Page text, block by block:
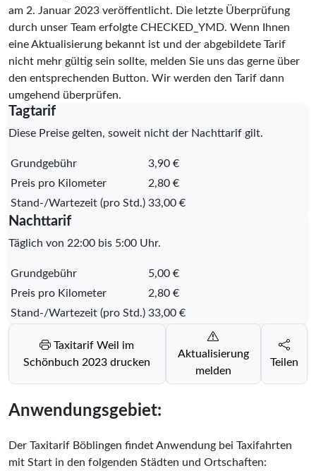
am 2. Januar 2023 veröffentlicht. Die letzte Überprüfung
durch unser Team erfolgte CHECKED_YMD. Wenn Ihnen
eine Aktualisierung bekannt ist und der abgebildete Tarif
nicht mehr gültig sein sollte, melden Sie uns das gerne über
den entsprechenden Button. Wir werden den Tarif dann
umgehend überprüfen.
Tagtarif
Diese Preise gelten, soweit nicht der Nachttarif gilt.
Grundgebühr
3,90 €
Preis pro Kilometer
2,80 €
Stand-/Wartezeit (pro Std.) 33,00 €
Nachttarif
Täglich von 22:00 bis 5:00 Uhr.
Grundgebühr
5,00 €
Preis pro Kilometer
2,80 €
Stand-/Wartezeit (pro Std.) 33,00 €
Taxitarif Weil im
Schönbuch 2023 drucken
Aktualisierung
melden
Teilen
Anwendungsgebiet:
Der Taxitarif Böblingen findet Anwendung bei Taxifahrten
mit Start in den folgenden Städten und Ortschaften: